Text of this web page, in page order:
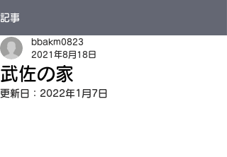
記事
武佐の家
bbakm0823
2021年8月18日
更新日： 2022年1月7日